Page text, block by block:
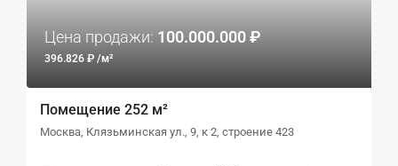
Цена продажи: 100.000.000 ₽
396.826 ₽ /м²
Помещение 252 м²
Москва, Клязьминская ул., 9, к 2, строение 423